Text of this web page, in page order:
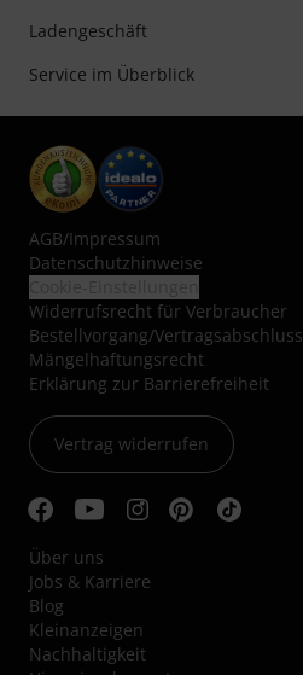
Ladengeschäft
Service im Überblick
AGB/Impressum
Datenschutzhinweise
Widerrufsrecht für Verbraucher
Bestellvorgang/Vertragsabschluss
Mängelhaftungsrecht
Erklärung zur Barrierefreiheit
Vertrag widerrufen
Über uns
Jobs & Karriere
Blog
Kleinanzeigen
Nachhaltigkeit